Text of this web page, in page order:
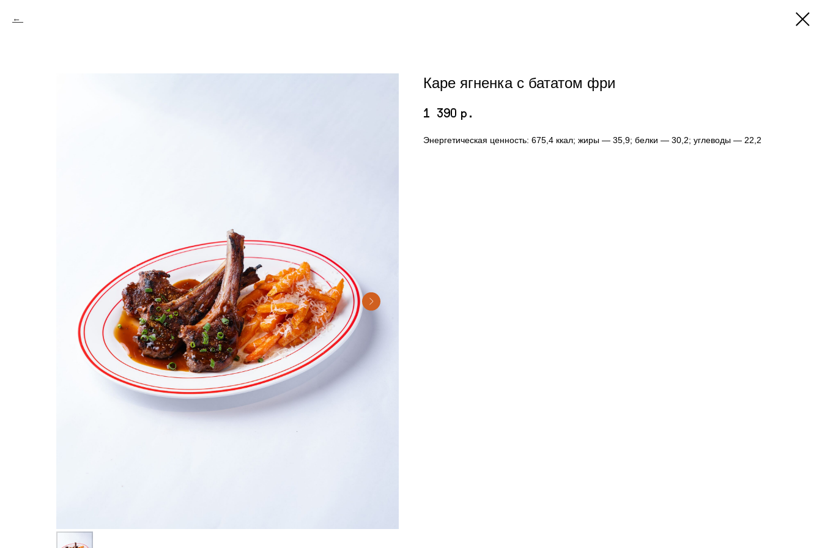
Каре ягненка с бататом фри
1 390 р.
Энергетическая ценность: 675,4 ккал; жиры — 35,9; белки — 30,2; углеводы — 22,2